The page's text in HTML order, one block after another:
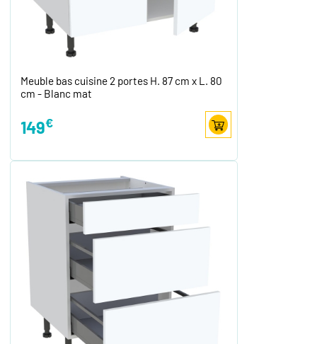
Meuble bas cuisine 2 portes H. 87 cm x L. 80
cm - Blanc mat
149€